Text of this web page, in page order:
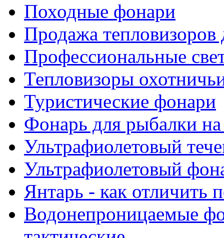
Походные фонари
Продажа тепловизоров
Профессиональные
Тепловизоры
Туристические фонари
Фонарь для рыбалки на
Ультрафиолетовый
Ультрафиолетовый
Янтарь - как отличить
Водонепроницаемые